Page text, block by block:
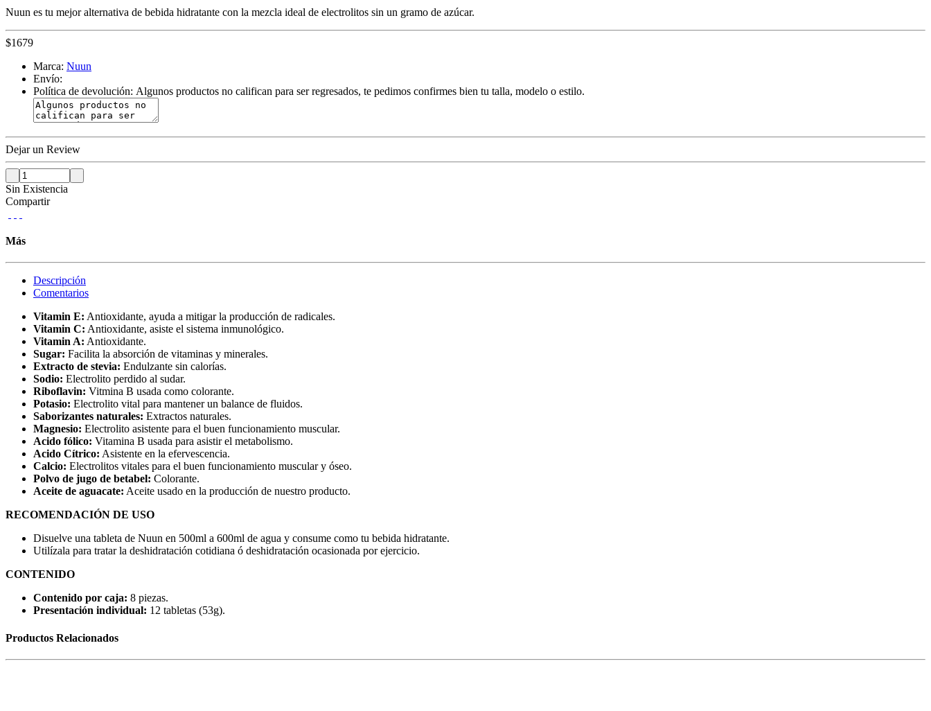
Nuun es tu mejor alternativa de bebida hidratante con la mezcla ideal de electrolitos sin un gramo de azúcar.
$1679
Marca: Nuun
Envío:
Política de devolución: Algunos productos no califican para ser regresados, te pedimos confirmes bien tu talla, modelo o estilo.
Dejar un Review
Sin Existencia
Compartir
Más
Descripción
Comentarios
Vitamin E: Antioxidante, ayuda a mitigar la producción de radicales.
Vitamin C: Antioxidante, asiste el sistema inmunológico.
Vitamin A: Antioxidante.
Sugar: Facilita la absorción de vitaminas y minerales.
Extracto de stevia: Endulzante sin calorías.
Sodio: Electrolito perdido al sudar.
Riboflavin: Vitmina B usada como colorante.
Potasio: Electrolito vital para mantener un balance de fluidos.
Saborizantes naturales: Extractos naturales.
Magnesio: Electrolito asistente para el buen funcionamiento muscular.
Acido fólico: Vitamina B usada para asistir el metabolismo.
Acido Cítrico: Asistente en la efervescencia.
Calcio: Electrolitos vitales para el buen funcionamiento muscular y óseo.
Polvo de jugo de betabel: Colorante.
Aceite de aguacate: Aceite usado en la producción de nuestro producto.
RECOMENDACIÓN DE USO
Disuelve una tableta de Nuun en 500ml a 600ml de agua y consume como tu bebida hidratante.
Utilízala para tratar la deshidratación cotidiana ó deshidratación ocasionada por ejercicio.
CONTENIDO
Contenido por caja: 8 piezas.
Presentación individual: 12 tabletas (53g).
Productos Relacionados